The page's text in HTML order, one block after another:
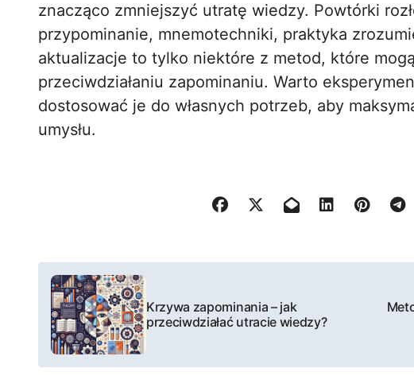
znacząco zmniejszyć utratę wiedzy. Powtórki
przypominanie, mnemotechniki, praktyka
aktualizacje to tylko niektóre z metod, które
przeciwdziałaniu zapominaniu. Warto
dostosować je do własnych potrzeb, aby
umysłu.
N
w
i
Krzywa zapominania – jak
przeciwdziałać utracie wiedzy?